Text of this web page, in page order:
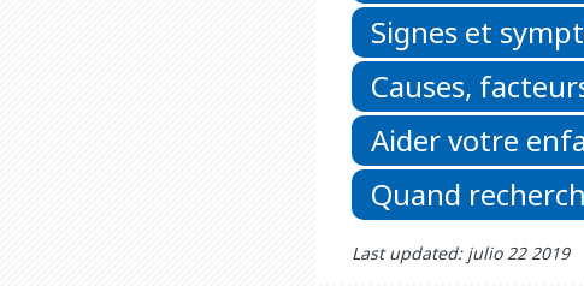
Signes et
Causes,
Aider votre
Quand
Last updated: julio 22 2019